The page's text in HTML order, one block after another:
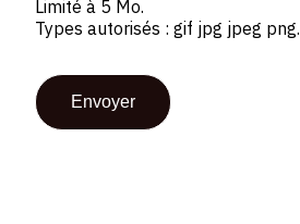
Limité à 5 Mo.
Types autorisés : gif jpg jpeg png.